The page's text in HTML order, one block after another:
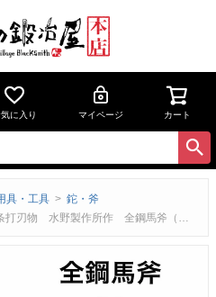
に入り マイページ カート
具・工具
鉈・斧
バキン）450g ボタン330mm サック入 焚付が楽に作れます 010-016